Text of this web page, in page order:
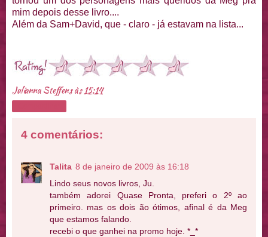
mim depois desse livro....
Além da Sam+David, que - claro - já estavam na lista...
Julianna Steffensàs 15:14
4 comentários:
Talita 8 de janeiro de 2009 às 16:18
Lindo seus novos livros, Ju.
também adorei Quase Pronta, preferi o 2º ao
primeiro. mas os dois ão ótimos, afinal é da Meg
que estamos falando.
recebi o que ganhei na promo hoje. *_*